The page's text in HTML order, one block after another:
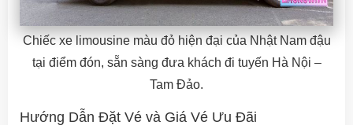
Chiếc xe limousine màu đỏ hiện đại của Nhật Nam đậu
tại điểm đón, sẵn sàng đưa khách đi tuyến Hà Nội –
Tam Đảo.
Hướng Dẫn Đặt Vé và Giá Vé Ưu Đãi